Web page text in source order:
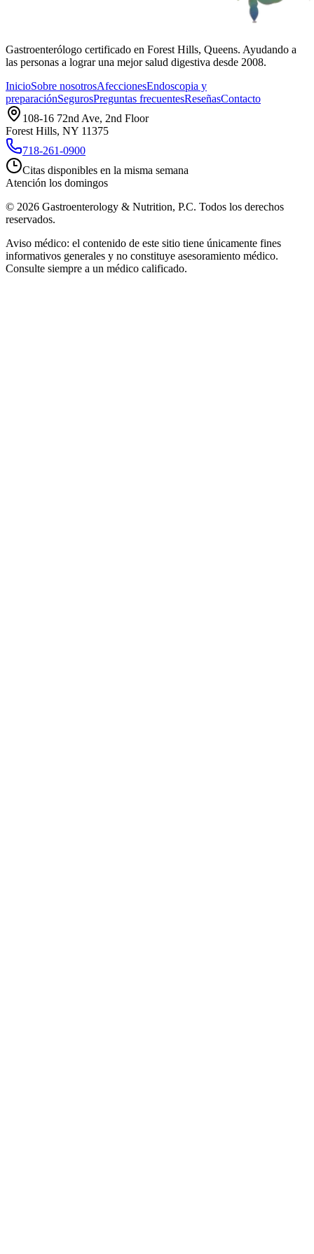
Gastroenterólogo certificado en Forest Hills, Queens. Ayudando a
las personas a lograr una mejor salud digestiva desde 2008.
InicioSobre nosotrosAfeccionesEndoscopia y
preparaciónSegurosPreguntas frecuentesReseñasContacto
108-16 72nd Ave, 2nd Floor
Forest Hills, NY 11375
718-261-0900
Citas disponibles en la misma semana
Atención los domingos
© 2026 Gastroenterology & Nutrition, P.C. Todos los derechos
reservados.
Aviso médico: el contenido de este sitio tiene únicamente fines
informativos generales y no constituye asesoramiento médico.
Consulte siempre a un médico calificado.